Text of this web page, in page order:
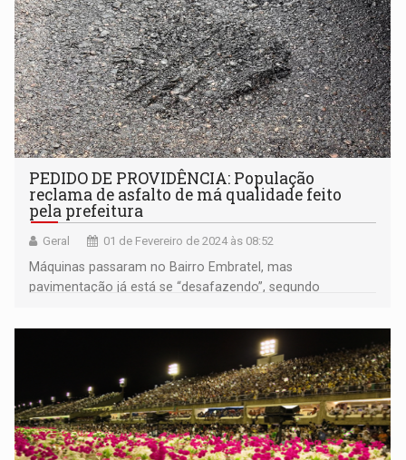
PEDIDO DE PROVIDÊNCIA: População
reclama de asfalto de má qualidade feito
pela prefeitura
Geral 01 de Fevereiro de 2024 às 08:52
Máquinas passaram no Bairro Embratel, mas
pavimentação já está se “desafazendo”, segundo